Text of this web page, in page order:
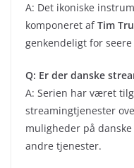
A: Det ikoniske
komponeret afTim
genkendeligt for
Q: Er der danske
A: Serien har været
streamingtjenester
muligheder på
andre tjenester.